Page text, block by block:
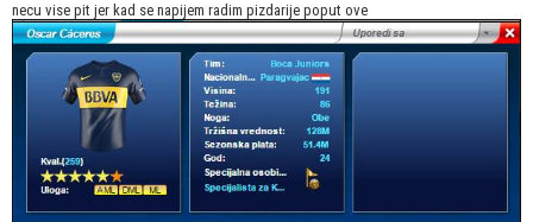
necu vise pit jer kad se napijem radim pizdarije poput ove